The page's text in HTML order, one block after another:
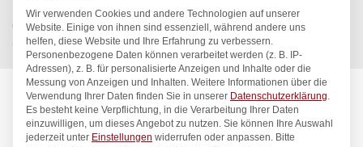
Küchenartikel
Gastronormbehälter
/
Gastronorm-Behälter 2/3, HENDI, Profi Line, GN 2/3, 3L,
(H)40mm
Wir verwenden Cookies und andere Technologien auf unserer
Website. Einige von ihnen sind essenziell, während andere uns
helfen, diese Website und Ihre Erfahrung zu verbessern.
Personenbezogene Daten können verarbeitet werden (z. B. IP-
Adressen), z. B. für personalisierte Anzeigen und Inhalte oder die
Messung von Anzeigen und Inhalten. Weitere Informationen über die
Verwendung Ihrer Daten finden Sie in unserer Datenschutzerklärung.
Es besteht keine Verpflichtung, in die Verarbeitung Ihrer Daten
einzuwilligen, um dieses Angebot zu nutzen. Sie können Ihre Auswahl
jederzeit unter Einstellungen widerrufen oder anpassen. Bitte